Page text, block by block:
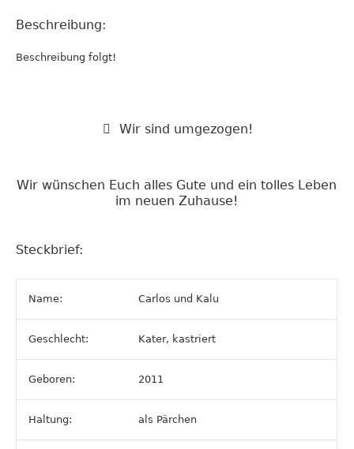
Beschreibung:
Beschreibung folgt!
Wir sind umgezogen!
Wir wünschen Euch alles Gute und ein tolles Leben
im neuen Zuhause!
Steckbrief:
Name: Carlos und Kalu
Geschlecht: Kater, kastriert
Geboren: 2011
Haltung: als Pärchen